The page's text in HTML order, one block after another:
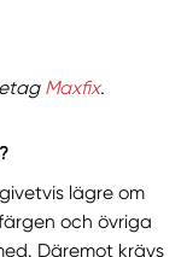
Maxfix.
lägre om
och övriga
Däremot krävs